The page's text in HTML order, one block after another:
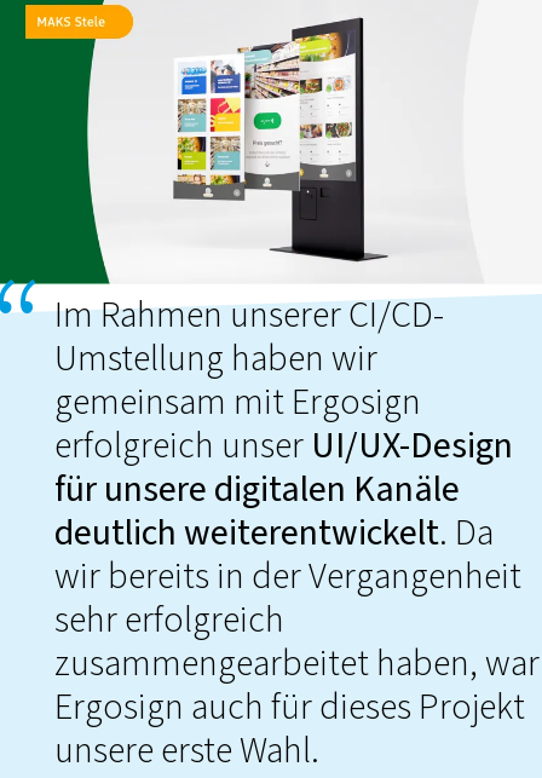
Im Rahmen unserer CI/CD-
Umstellung haben wir
gemeinsam mit Ergosign
erfolgreich unser UI/UX-Design
für unsere digitalen Kanäle
deutlich weiterentwickelt. Da
wir bereits in der Vergangenheit
sehr erfolgreich
zusammengearbeitet haben, war
Ergosign auch für dieses Projekt
unsere erste Wahl.